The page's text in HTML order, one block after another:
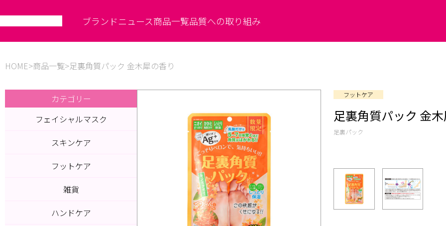
ブランドニュース商品一覧品質への取り組み
HOME 商品一覧 足裏角質パック 金木犀の香り
フットケア
足裏角質パック 金
足裏パック
カテゴリー
フェイシャルマスク
スキンケア
フットケア
雑貨
ハンドケア